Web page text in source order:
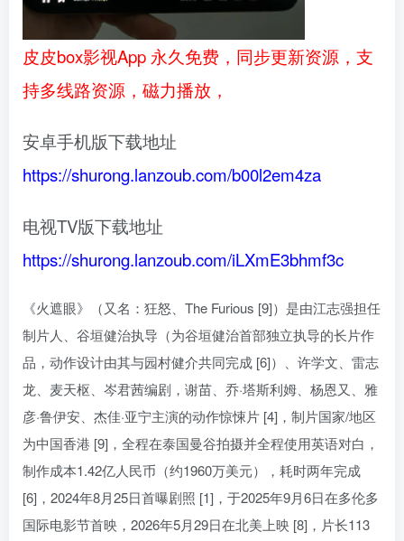
皮皮box影视App 永久免费，同步更新资源，支
持多线路资源，磁力播放，
安卓手机版下载地址
https://shurong.lanzoub.com/b00l2em4za
电视TV版下载地址
https://shurong.lanzoub.com/iLXmE3bhmf3c
《火遮眼》（又名：狂怒、The Furious [9]）是由江志强担任
制片人、谷垣健治执导（为谷垣健治首部独立执导的长片作
品，动作设计由其与园村健介共同完成 [6]）、许学文、雷志
龙、麦天枢、岑君茜编剧，谢苗、乔·塔斯利姆、杨恩又、雅
彦·鲁伊安、杰佳·亚宁主演的动作惊悚片 [4]，制片国家/地区
为中国香港 [9]，全程在泰国曼谷拍摄并全程使用英语对白，
制作成本1.42亿人民币（约1960万美元），耗时两年完成
[6]，2024年8月25日首曝剧照 [1]，于2025年9月6日在多伦多
国际电影节首映，2026年5月29日在北美上映 [8]，片长113